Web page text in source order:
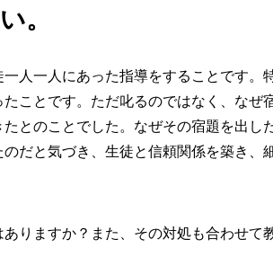
。
人一人にあった指導をすることです
ことです。ただ叱るのではなく、な
とのことでした。なぜその宿題を出
だと気づき、生徒と信頼関係を築き、
りますか？また、その対処も合わせて